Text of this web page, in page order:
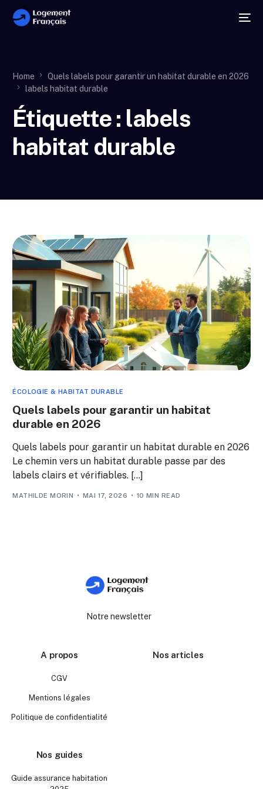
Home
Quels labels pour garantir un habitat durable en 2026
labels habitat durable
Étiquette : labels
habitat durable
ÉCOLOGIE & HABITAT DURABLE
Quels labels pour garantir un habitat
durable en 2026
Quels labels pour garantir un habitat durable en 2026
Le chemin vers un habitat durable passe par des
labels clairs et vérifiables. […]
MATHILDE MORIN MAI 17, 2026 10 MIN READ
Notre newsletter
A propos
CGV
Mentions légales
Politique de confidentialité
Nos articles
Nos guides
Guide assurance habitation